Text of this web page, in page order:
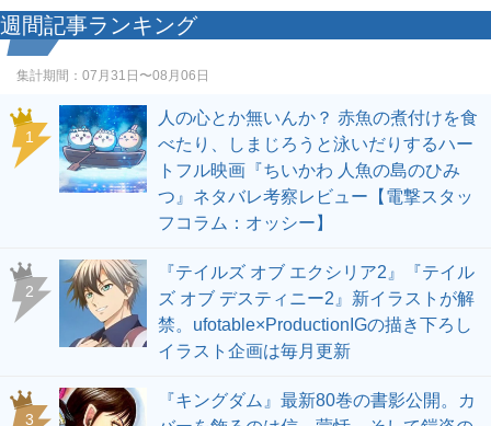
週間記事ランキング
集計期間： 07月31日〜08月06日
1
人の心とか無いんか？ 赤魚の煮付けを食
べたり、しまじろうと泳いだりするハー
トフル映画『ちいかわ 人魚の島のひみ
つ』ネタバレ考察レビュー【電撃スタッ
フコラム：オッシー】
2
『テイルズ オブ エクシリア2』『テイル
ズ オブ デスティニー2』新イラストが解
禁。ufotable×ProductionIGの描き下ろし
イラスト企画は毎月更新
3
『キングダム』最新80巻の書影公開。カ